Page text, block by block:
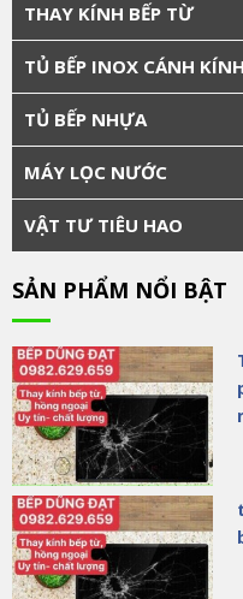
THAY KÍNH BẾP TỪ
TỦ BẾP INOX CÁNH KÍNH
TỦ BẾP NHỰA
MÁY LỌC NƯỚC
VẬT TƯ TIÊU HAO
SẢN PHẨM NỔI BẬT